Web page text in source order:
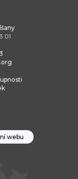
01
webu